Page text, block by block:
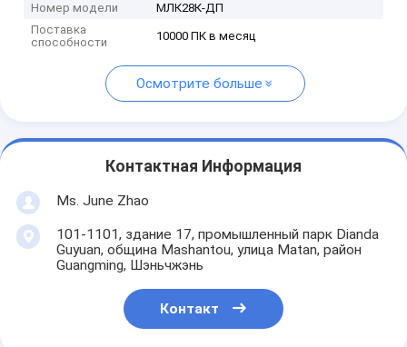
Номер модели
МЛК28К-ДП
Поставка
способности
10000 ПК в месяц
Осмотрите больше
Контактная Информация
Ms. June Zhao
101-1101, здание 17, промышленный парк Dianda
Guyuan, община Mashantou, улица Matan, район
Guangming, Шэньчжэнь
Контакт